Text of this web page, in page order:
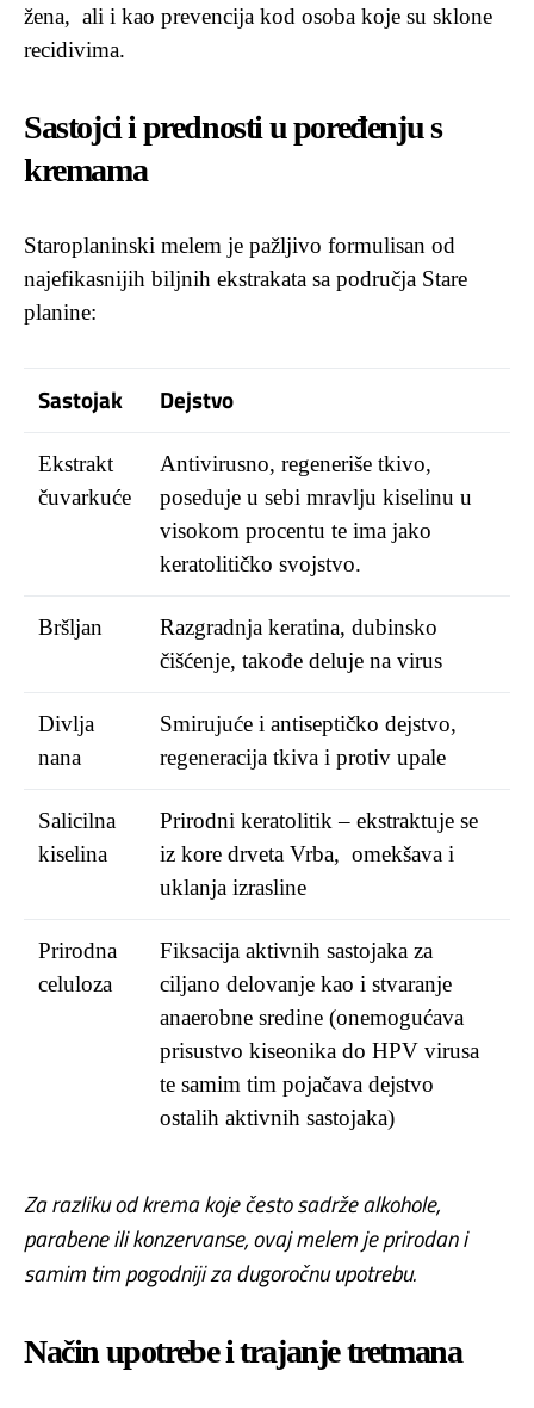
žena, ali i kao prevencija kod osoba koje su sklone
recidivima.
Sastojci i prednosti u poređenju s
kremama
Staroplaninski melem je pažljivo formulisan od
najefikasnijih biljnih ekstrakata sa područja Stare
planine:
Sastojak Dejstvo
Ekstrakt
čuvarkuće
Antivirusno, regeneriše tkivo,
poseduje u sebi mravlju kiselinu u
visokom procentu te ima jako
keratolitičko svojstvo.
Bršljan
Razgradnja keratina, dubinsko
čišćenje, takođe deluje na virus
Divlja
nana
Smirujuće i antiseptičko dejstvo,
regeneracija tkiva i protiv upale
Salicilna
kiselina
Prirodni keratolitik – ekstraktuje se
iz kore drveta Vrba, omekšava i
uklanja izrasline
Prirodna
celuloza
Fiksacija aktivnih sastojaka za
ciljano delovanje kao i stvaranje
anaerobne sredine (onemogućava
prisustvo kiseonika do HPV virusa
te samim tim pojačava dejstvo
ostalih aktivnih sastojaka)
Za razliku od krema koje često sadrže alkohole,
parabene ili konzervanse, ovaj melem je prirodan i
samim tim pogodniji za dugoročnu upotrebu.
Način upotrebe i trajanje tretmana